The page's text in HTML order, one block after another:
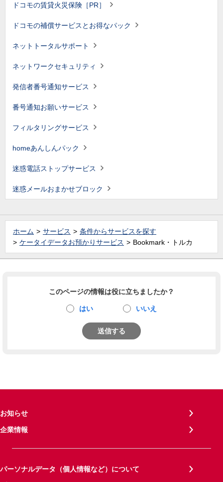
ドコモの賃貸火災保険［PR］
ドコモの補償サービスとお得なパック
ネットトータルサポート
ネットワークセキュリティ
発信者番号通知サービス
番号通知お願いサービス
フィルタリングサービス
homeあんしんパック
迷惑電話ストップサービス
迷惑メールおまかせブロック
ホーム サービス
条件からサービスを探す
ケータイデータお預かりサービス
Bookmark・トルカ
このページの情報は役に立ちましたか？
はい いいえ
送信する
お知らせ
企業情報
パーソナルデータ（個人情報など）について